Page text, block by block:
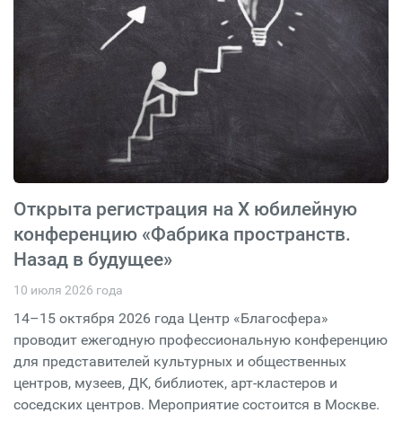
Открыта регистрация на X юбилейную
конференцию «Фабрика пространств.
Назад в будущее»
10 июля 2026 года
14–15 октября 2026 года Центр «Благосфера»
проводит ежегодную профессиональную конференцию
для представителей культурных и общественных
центров, музеев, ДК, библиотек, арт-кластеров и
соседских центров. Мероприятие состоится в Москве.